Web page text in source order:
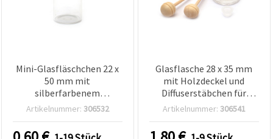
Mini-Glasfläschchen 22 x
50 mm mit
silberfarbenem
Metalldeckel für Basteln
Artikelnummer: 306532
Glasflasche 28 x 35 mm
mit Holzdeckel und
Diffuserstäbchen für
Raumduft, Basteln & DIY
Artikelnummer: 306541